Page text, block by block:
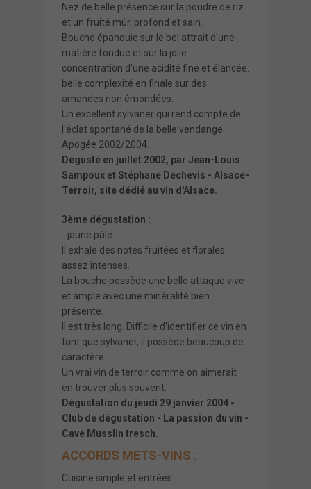
Nez de belle présence sur la poudre de riz
et un fruité mûr, profond et sain.
Bouche épanouie sur le bel attrait d'une
matière fondue et sur la jolie
concentration d'une acidité fine et élancée.
belle complexité en finale sur des
amandes non émondées.
Un excellent sylvaner qui rend compte de
l'éclat spontané de la belle vendange.
Apogée 2002/2004.
Dégusté en juillet 2002, par Jean-Louis
Sampoux et Stéphane Dechevis - Alsace-
Terroir, site dédié au vin d'Alsace.
3ème dégustation :
- jaune pâle...
Il exhale des notes fruitées et florales
assez intenses.
La bouche possède une belle attaque vive
et ample avec une minéralité bien
présente.
Il est très long. Difficile d'identifier ce vin en
tant que sylvaner, il possède beaucoup de
caractère.
Un vrai vin de terroir comme on aimerait
en trouver plus souvent.
Dégustation du jeudi 29 janvier 2004 -
Club de dégustation - La passion du vin -
Cave Musslin tresch.
ACCORDS METS-VINS :
Cuisine simple et entrées.